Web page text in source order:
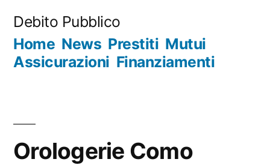
contenuto
Debito Pubblico
Home News Prestiti Mutui
Assicurazioni Finanziamenti
Orologerie Como